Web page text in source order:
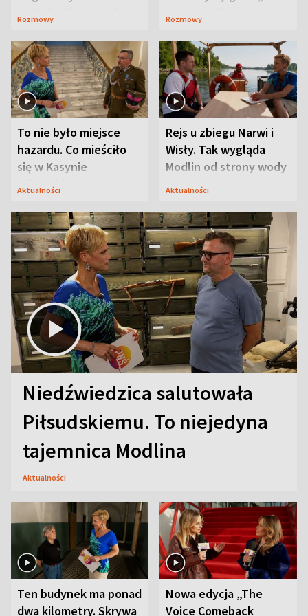
Waligórskiej-Lisieckiej.
Rozmowy
Maciusiu I”
Rozmowy
To nie było miejsce
hazardu. Co mieściło
się w Kasynie
Oficerskim?
Aktualności
Rejs u zbiegu Narwi i
Wisły. Tak wygląda
Modlin od strony wody
Aktualności
Niedźwiedzica salutowała
Piłsudskiemu. To niejedyna
tajemnica Modlina
Aktualności
Ten budynek ma ponad
dwa kilometry. Skrywa
Nowa edycja „The
Voice Comeback